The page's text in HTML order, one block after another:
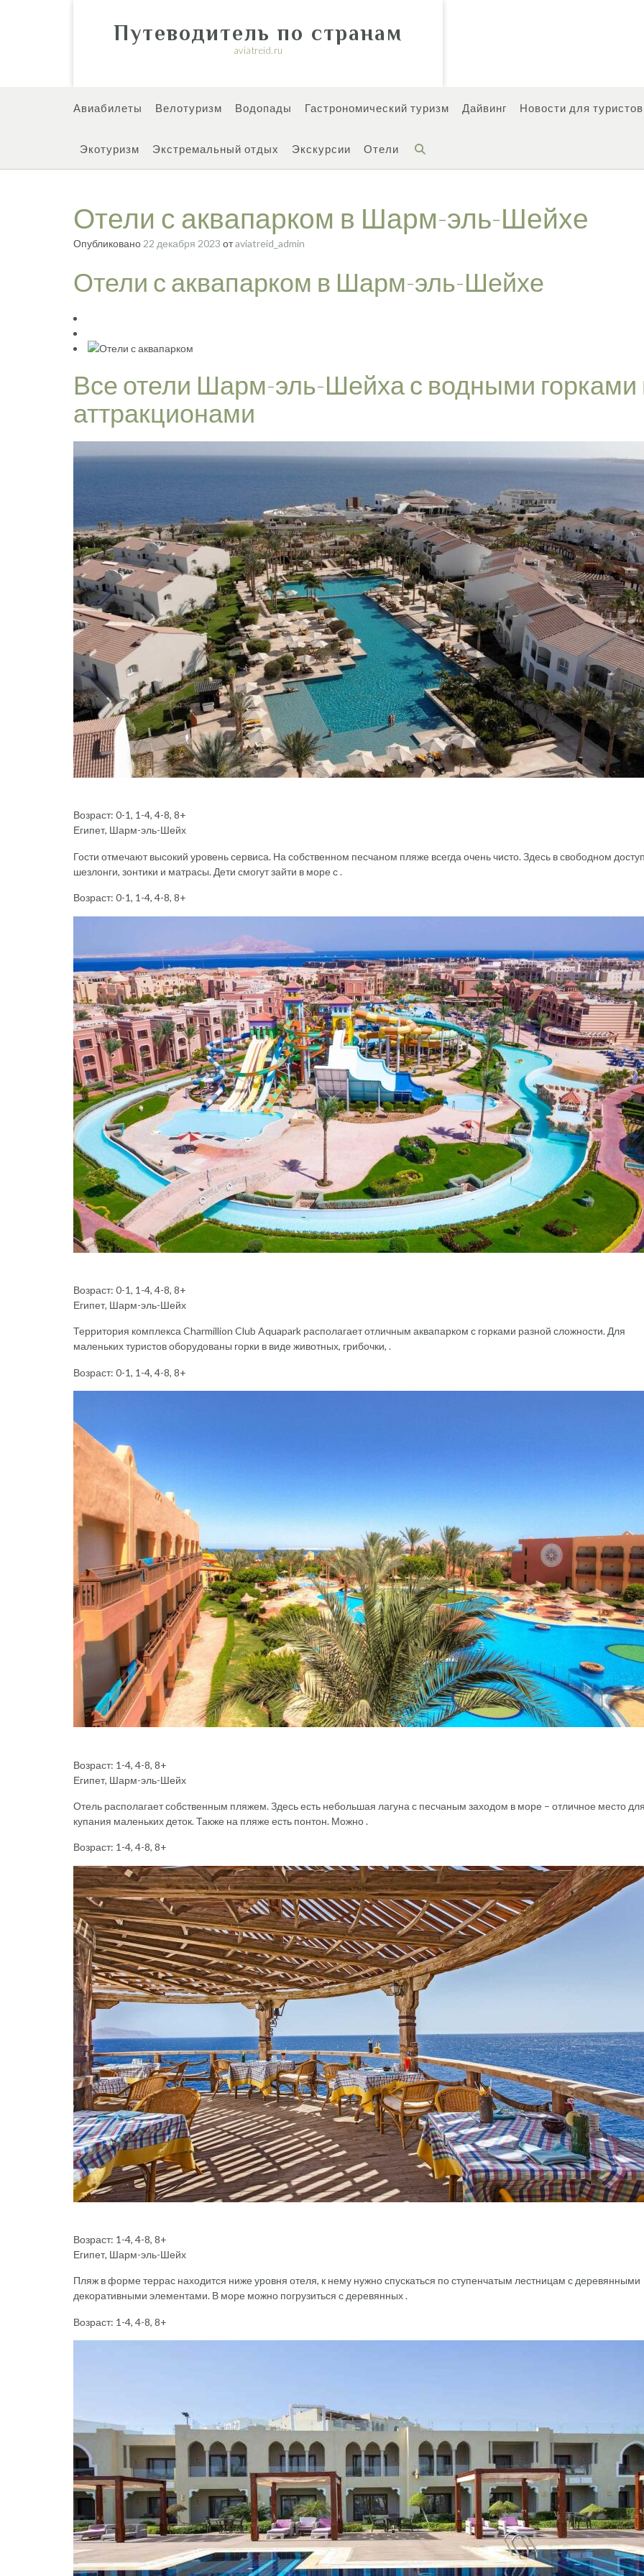
Путеводитель по странам
aviatreid.ru
Авиабилеты Велотуризм Водопады Гастрономический туризм Дайвинг Новости для туристов
Экотуризм Экстремальный отдых Экскурсии Отели
Отели с аквапарком в Шарм-эль-Шейхе
Опубликовано 22 декабря 2023 отaviatreid_admin
Отели с аквапарком в Шарм-эль-Шейхе
Все отели Шарм-эль-Шейха с водными горками
аттракционами
Возраст: 0-1, 1-4, 4-8, 8+
Египет, Шарм-эль-Шейх
Гости отмечают высокий уровень сервиса. На собственном песчаном пляже всегда очень чисто. Здесь в свободном
шезлонги, зонтики и матрасы. Дети смогут зайти в море с .
Возраст: 0-1, 1-4, 4-8, 8+
Возраст: 0-1, 1-4, 4-8, 8+
Египет, Шарм-эль-Шейх
Территория комплекса Charmillion Club Aquapark располагает отличным аквапарком с горками разной сложности. Для
маленьких туристов оборудованы горки в виде животных, грибочки, .
Возраст: 0-1, 1-4, 4-8, 8+
Возраст: 1-4, 4-8, 8+
Египет, Шарм-эль-Шейх
Отель располагает собственным пляжем. Здесь есть небольшая лагуна с песчаным заходом в море – отличное место
купания маленьких деток. Также на пляже есть понтон. Можно .
Возраст: 1-4, 4-8, 8+
Возраст: 1-4, 4-8, 8+
Египет, Шарм-эль-Шейх
Пляж в форме террас находится ниже уровня отеля, к нему нужно спускаться по ступенчатым лестницам с деревянными
декоративными элементами. В море можно погрузиться с деревянных .
Возраст: 1-4, 4-8, 8+